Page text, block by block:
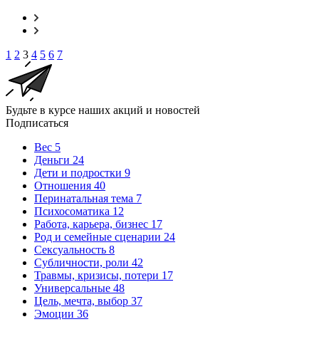
1 2 3 4 5 6 7
Будьте в курсе наших акций и новостей
Подписаться
Вес 5
Деньги 24
Дети и подростки 9
Отношения 40
Перинатальная тема 7
Психосоматика 12
Работа, карьера, бизнес 17
Род и семейные сценарии 24
Сексуальность 8
Субличности, роли 42
Травмы, кризисы, потери 17
Универсальные 48
Цель, мечта, выбор 37
Эмоции 36